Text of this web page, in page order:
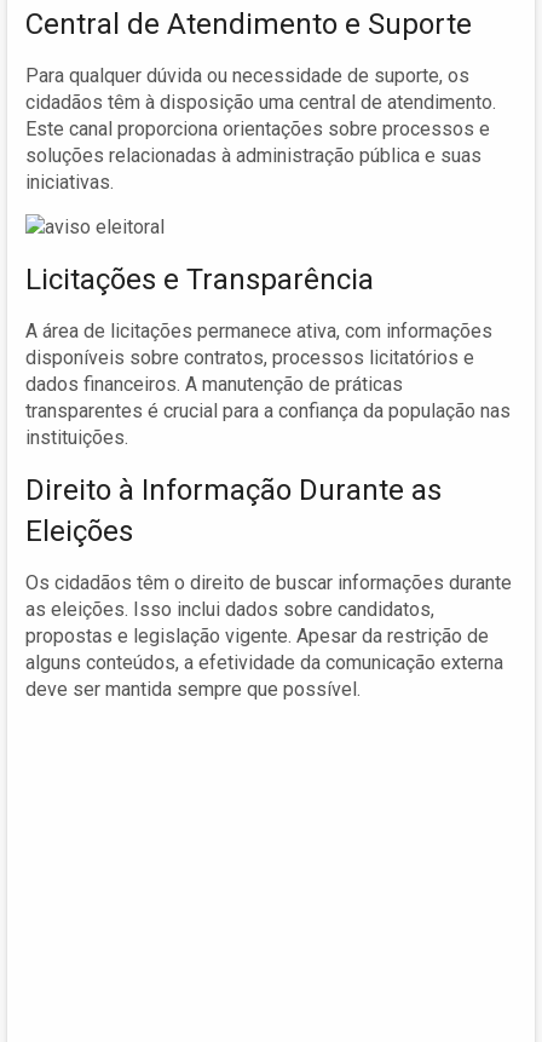
Central de Atendimento e Suporte
Para qualquer dúvida ou necessidade de suporte, os
cidadãos têm à disposição uma central de atendimento.
Este canal proporciona orientações sobre processos e
soluções relacionadas à administração pública e suas
iniciativas.
Licitações e Transparência
A área de licitações permanece ativa, com informações
disponíveis sobre contratos, processos licitatórios e
dados financeiros. A manutenção de práticas
transparentes é crucial para a confiança da população nas
instituições.
Direito à Informação Durante as
Eleições
Os cidadãos têm o direito de buscar informações durante
as eleições. Isso inclui dados sobre candidatos,
propostas e legislação vigente. Apesar da restrição de
alguns conteúdos, a efetividade da comunicação externa
deve ser mantida sempre que possível.